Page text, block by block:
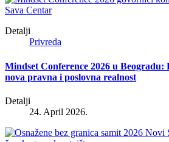
Detalji
Privreda
Mindset Conference 2026 u Beogradu:
nova pravna i poslovna realnost
Detalji
24. April 2026.